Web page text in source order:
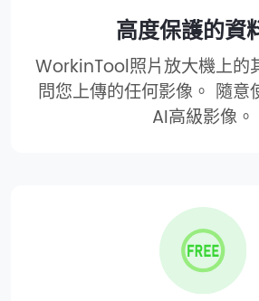
高度保護的資
WorkinTool照片放大機上的
問您上傳的任何影像。 隨意
AI高級影像。